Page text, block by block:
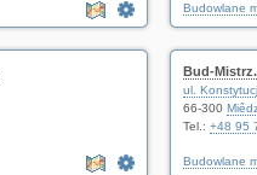
Budowlane
Bud-
ul.
66-300
Tel.: +48 95
Budowlane